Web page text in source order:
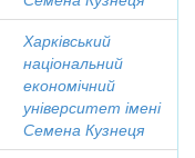
Харківський
національний
економічний
університет імені
Семена Кузнеця